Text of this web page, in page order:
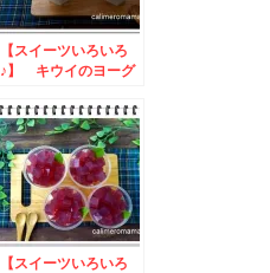
【スイーツいろいろ
♪】 キウイのヨーグ
【スイーツいろいろ